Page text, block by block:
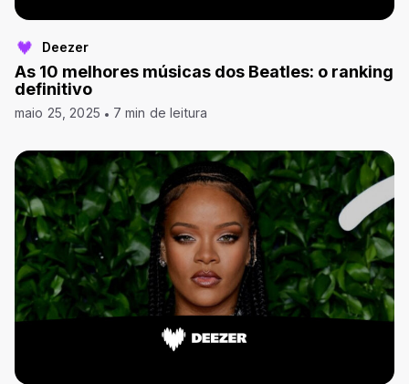
Deezer
As 10 melhores músicas dos Beatles: o ranking
definitivo
maio 25, 2025 7 min de leitura